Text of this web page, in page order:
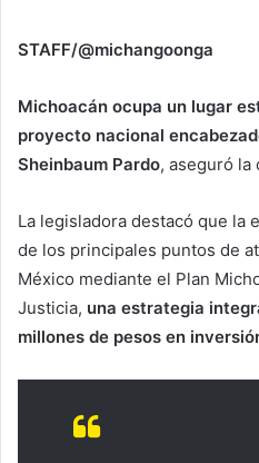
STAFF/@michangoonga
Michoacán ocupa un lugar
proyecto nacional
Sheinbaum Pardo, aseguró la
La legisladora destacó que la
de los principales puntos de
México mediante el Plan
Justicia, una estrategia
millones de pesos en